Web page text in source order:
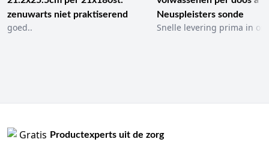
zenuwarts niet praktiserend
goed..
Neuspleisters sonde
Snelle levering prima in
Productexperts uit de zorg